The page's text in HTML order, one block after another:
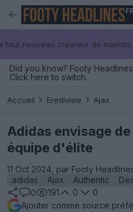
tout nouveau créateur de maillots
Did you know? Footy
Click here to switch.
Accueil Eredivisie Ajax
Adidas envisage
équipe d'élite
11 Oct 2024, par Footy
adidas
Ajax Authentic
0
191 0
0
Ajouter comme source